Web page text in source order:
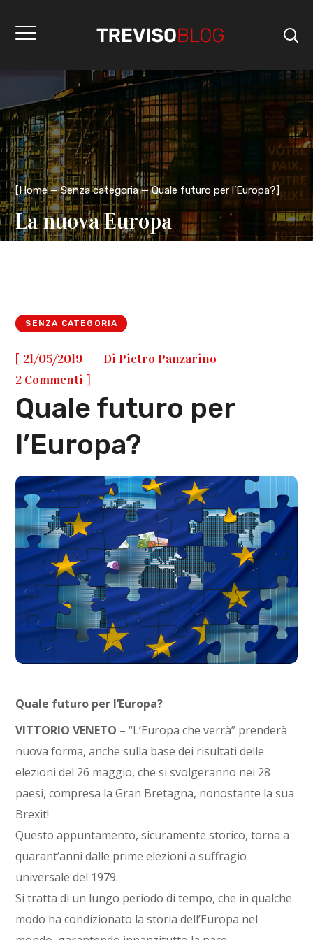
[Home Senza categoria Quale futuro per l’Europa?]
La nuova Europa
SENZA CATEGORIA
[ 21/05/2019 DiPietro Panzarino
2 Commenti ]
Quale futuro per
l’Europa?
Quale futuro per l’Europa?
VITTORIO VENETO – “L’Europa che verrà” prenderà
nuova forma, anche sulla base dei risultati delle
elezioni del 26 maggio, che si svolgeranno nei 28
paesi, compresa la Gran Bretagna, nonostante la sua
Brexit!
Questo appuntamento, sicuramente storico, torna a
quarant’anni dalle prime elezioni a suffragio
universale del 1979.
Si tratta di un lungo periodo di tempo, che in qualche
modo ha condizionato la storia dell’Europa nel